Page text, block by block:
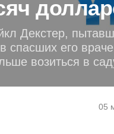
Декстер,
спасших его
возиться в
05